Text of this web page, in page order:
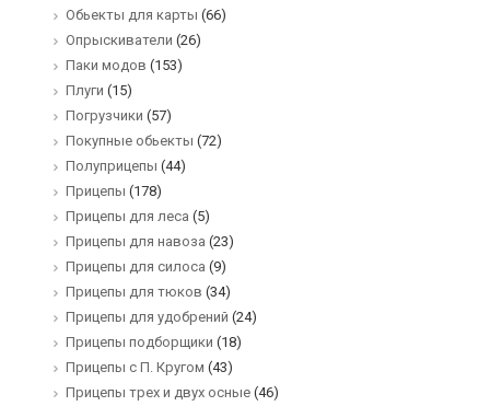
Обьекты для карты (66)
Опрыскиватели (26)
Паки модов (153)
Плуги (15)
Погрузчики (57)
Покупные обьекты (72)
Полуприцепы (44)
Прицепы (178)
Прицепы для леса (5)
Прицепы для навоза (23)
Прицепы для силоса (9)
Прицепы для тюков (34)
Прицепы для удобрений (24)
Прицепы подборщики (18)
Прицепы с П. Кругом (43)
Прицепы трех и двух осные (46)